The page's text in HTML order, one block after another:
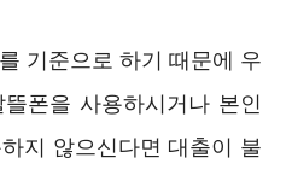
기준으로 하기 때문에 우
폰을 사용하시거나 본인
지 않으신다면 대출이 불